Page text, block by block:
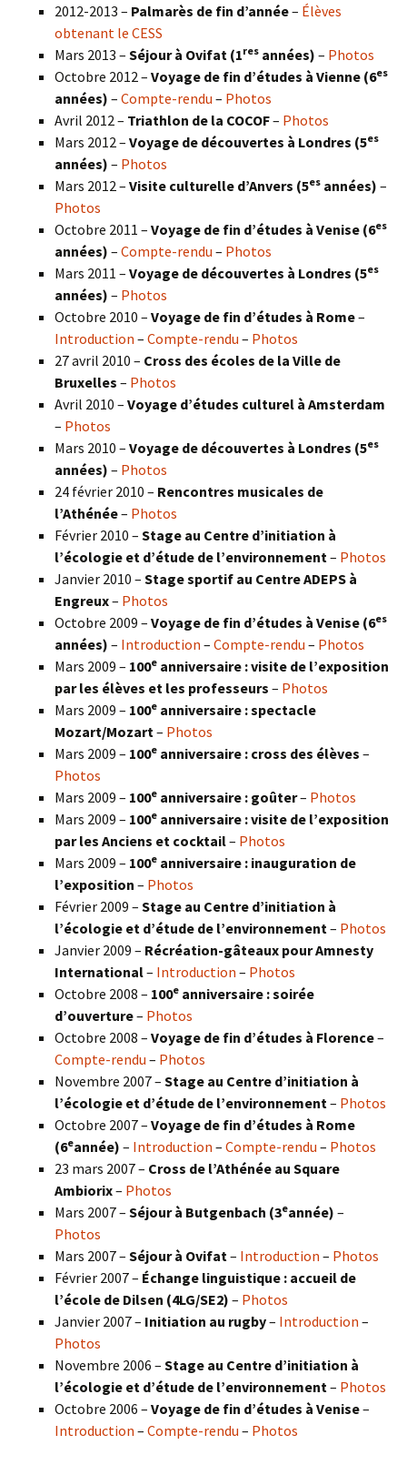
2012-2013 – Palmarès de fin d’année– Élèves
obtenant le CESS
Mars 2013 – Séjour à Ovifat (1res années) – Photos
Octobre 2012 – Voyage de fin d’études à Vienne (6es
années) – Compte-rendu – Photos
Avril 2012 – Triathlon de la COCOF– Photos
Mars 2012 – Voyage de découvertes à Londres (5es
années) – Photos
Mars 2012 – Visite culturelle d’Anvers (5es années) –
Photos
Octobre 2011 – Voyage de fin d’études à Venise (6es
années) – Compte-rendu – Photos
Mars 2011 – Voyage de découvertes à Londres (5es
années) – Photos
Octobre 2010 – Voyage de fin d’études à Rome–
Introduction – Compte-rendu – Photos
27 avril 2010 – Cross des écoles de la Ville de
Bruxelles – Photos
Avril 2010 – Voyage d’études culturel à Amsterdam
– Photos
Mars 2010 – Voyage de découvertes à Londres (5es
années) – Photos
24 février 2010 – Rencontres musicales de
l’Athénée– Photos
Février 2010 – Stage au Centre d’initiation à
l’écologie et d’étude de l’environnement – Photos
Janvier 2010 – Stage sportif au Centre ADEPS à
Engreux– Photos
Octobre 2009 – Voyage de fin d’études à Venise (6es
années) – Introduction – Compte-rendu – Photos
Mars 2009 – 100e anniversaire : visite de l’exposition
par les élèves et les professeurs – Photos
Mars 2009 – 100e anniversaire : spectacle
Mozart/Mozart – Photos
Mars 2009 – 100e anniversaire : cross des élèves –
Photos
Mars 2009 – 100e anniversaire : goûter– Photos
Mars 2009 – 100e anniversaire : visite de l’exposition
par les Anciens et cocktail– Photos
Mars 2009 – 100e anniversaire : inauguration de
l’exposition – Photos
Février 2009 – Stage au Centre d’initiation à
l’écologie et d’étude de l’environnement – Photos
Janvier 2009 – Récréation-gâteaux pour Amnesty
International– Introduction – Photos
Octobre 2008 – 100e anniversaire : soirée
d’ouverture– Photos
Octobre 2008 – Voyage de fin d’études à Florence–
Compte-rendu – Photos
Novembre 2007 – Stage au Centre d’initiation à
l’écologie et d’étude de l’environnement – Photos
Octobre 2007 – Voyage de fin d’études à Rome
(6eannée) – Introduction – Compte-rendu – Photos
23 mars 2007 – Cross de l’Athénée au Square
Ambiorix– Photos
Mars 2007 – Séjour à Butgenbach (3eannée) –
Photos
Mars 2007 – Séjour à Ovifat – Introduction – Photos
Février 2007 – Échange linguistique : accueil de
l’école de Dilsen (4LG/SE2) – Photos
Janvier 2007 – Initiation au rugby– Introduction –
Photos
Novembre 2006 – Stage au Centre d’initiation à
l’écologie et d’étude de l’environnement – Photos
Octobre 2006 – Voyage de fin d’études à Venise–
Introduction – Compte-rendu – Photos